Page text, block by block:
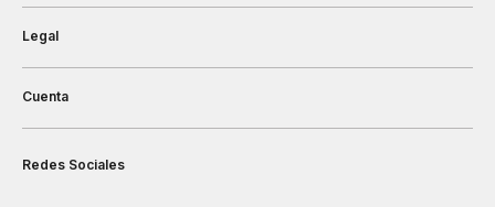
Legal
Cuenta
Redes Sociales